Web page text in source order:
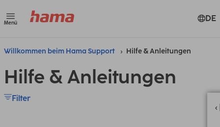
Menü DE
Willkommen beim Hama Support Hilfe & Anleitungen
Hilfe & Anleitungen
Filter